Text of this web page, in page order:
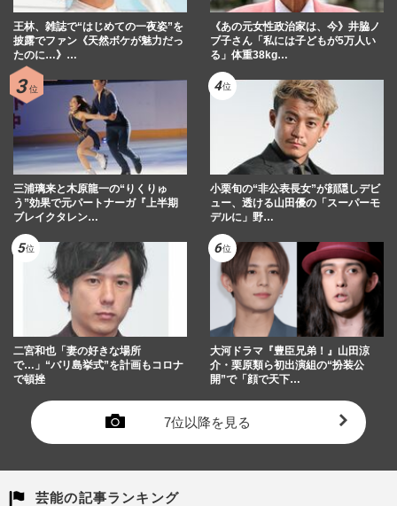
王林、雑誌で“はじめての一夜姿”を
披露でファン《天然ボケが魅力だっ
たのに…》…
《あの元女性政治家は、今》井脇ノ
ブ子さん「私には子どもが5万人い
る」体重38kg…
三浦璃来と木原龍一の“りくりゅ
う”効果で元パートナーガ『上半期
ブレイクタレン…
小栗旬の“非公表長女”が顔隠しデビ
ュー、透ける山田優の「スーパーモ
デルに」野…
二宮和也「妻の好きな場所
で…」“バリ島挙式”を計画もコロナ
で頓挫
大河ドラマ『豊臣兄弟！』山田涼
介・栗原類ら初出演組の“扮装公
開”で「顔で天下…
7位以降を見る
芸能の記事ランキング